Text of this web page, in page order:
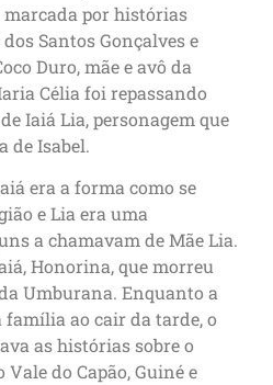
por histórias
Santos Gonçalves e
Duro, mãe e avô da
Célia foi repassando
Iaiá Lia, personagem que
de Isabel.
era a forma como se
e Lia era uma
a chamavam de Mãe Lia.
Honorina, que morreu
Umburana. Enquanto a
ao cair da tarde, o
as histórias sobre o
do Capão, Guiné e